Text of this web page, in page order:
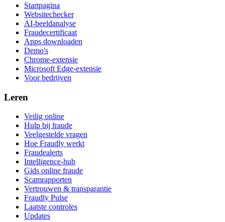
Startpagina
Websitechecker
AI-beeldanalyse
Fraudecertificaat
Apps downloaden
Demo's
Chrome-extensie
Microsoft Edge-extensie
Voor bedrijven
Leren
Veilig online
Hulp bij fraude
Veelgestelde vragen
Hoe Fraudly werkt
Fraudealerts
Intelligence-hub
Gids online fraude
Scamrapporten
Vertrouwen & transparantie
Fraudly Pulse
Laatste controles
Updates